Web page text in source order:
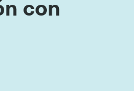
con